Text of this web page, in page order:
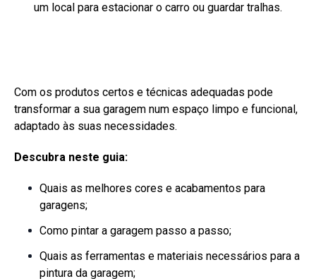
um local para estacionar o carro ou guardar tralhas.
Com os produtos certos e técnicas adequadas pode
transformar a sua garagem num espaço limpo e funcional,
adaptado às suas necessidades.
Descubra neste guia:
Quais as melhores cores e acabamentos para
garagens;
Como pintar a garagem passo a passo;
Quais as ferramentas e materiais necessários para a
pintura da garagem;